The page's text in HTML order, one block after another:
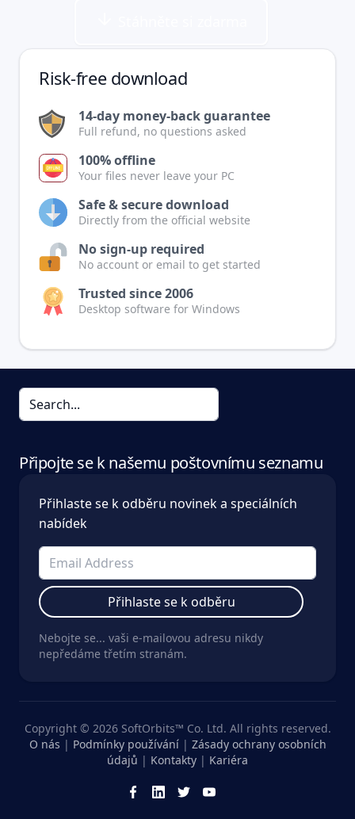
Risk-free download
14-day money-back guarantee
Full refund, no questions asked
100% offline
Your files never leave your PC
Safe & secure download
Directly from the official website
No sign-up required
No account or email to get started
Trusted since 2006
Desktop software for Windows
Připojte se k našemu poštovnímu seznamu
Přihlaste se k odběru novinek a speciálních
nabídek
Přihlaste se k odběru
Nebojte se... vaši e-mailovou adresu nikdy
nepředáme třetím stranám.
Copyright © 2026 SoftOrbits™ Co. Ltd. All rights reserved.
O nás | Podmínky používání| Zásady ochrany osobních
údajů | Kontakty | Kariéra